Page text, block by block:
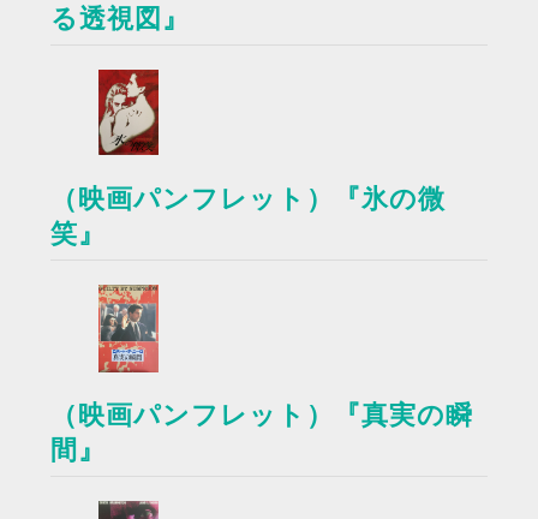
る透視図』
（映画パンフレット）『氷の微
笑』
（映画パンフレット）『真実の瞬
間』